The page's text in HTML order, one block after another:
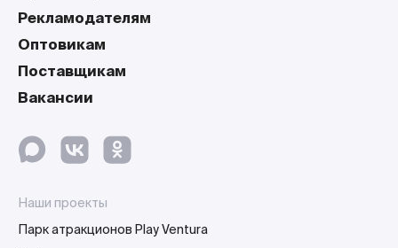
Рекламодателям
Оптовикам
Поставщикам
Вакансии
Наши проекты
Парк атракционов Play Ventura